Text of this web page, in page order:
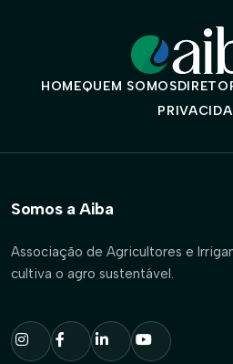
HOMEQUEM SOMOS
Somos a Aiba
Associação de Agricultores e
cultiva o agro sustentável.